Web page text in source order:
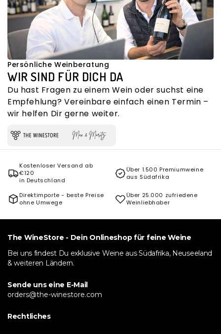
Persönliche Weinberatung
WIR SIND FÜR DICH DA
Du hast Fragen zu einem Wein oder suchst eine
Empfehlung? Vereinbare einfach einen Termin –
wir helfen Dir gerne weiter.
Kostenloser Versand ab
€120
in Deutschland
Über 1.500 Premiumweine
aus Südafrika
Direktimporte - beste Preise
ohne Umwege
Über 25.000 zufriedene
Weinliebhaber
The WineStore - Dein Onlineshop für feine Weine
Bei uns findest Du exklusive Weine aus Südafrika, Neuseeland
& weiteren Ländern.
Sende uns eine E-Mail
orders@the-winestore.com
Rechtliches